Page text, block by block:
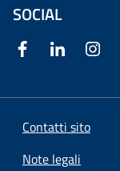
SOCIAL
Contatti sito
Note legali